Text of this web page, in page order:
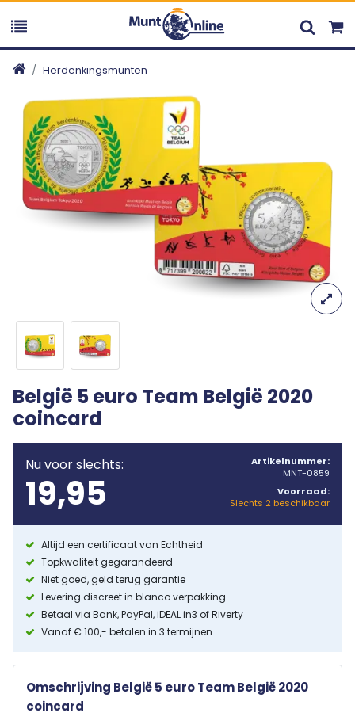
Herdenkingsmunten
België 5 euro Team België 2020
coincard
Nu voor slechts:
19,95
Artikelnummer:
MNT-0859
Voorraad:
Slechts 2 beschikbaar
Altijd een certificaat van Echtheid
Topkwaliteit gegarandeerd
Niet goed, geld terug garantie
Levering discreet in blanco verpakking
Betaal via Bank, PayPal, iDEAL in3 of Riverty
Vanaf € 100,- betalen in 3 termijnen
Omschrijving België 5 euro Team België 2020
coincard